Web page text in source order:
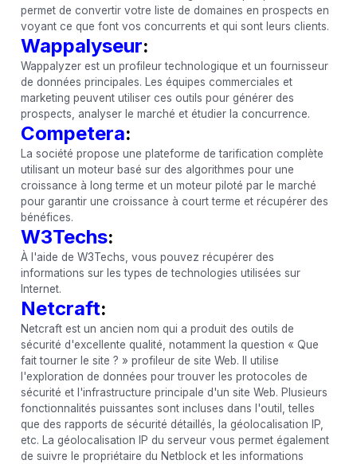
permet de convertir votre liste de domaines en prospects en
voyant ce que font vos concurrents et qui sont leurs clients.
Wappalyseur:
Wappalyzer est un profileur technologique et un fournisseur
de données principales. Les équipes commerciales et
marketing peuvent utiliser ces outils pour générer des
prospects, analyser le marché et étudier la concurrence.
Competera:
La société propose une plateforme de tarification complète
utilisant un moteur basé sur des algorithmes pour une
croissance à long terme et un moteur piloté par le marché
pour garantir une croissance à court terme et récupérer des
bénéfices.
W3Techs:
À l'aide de W3Techs, vous pouvez récupérer des
informations sur les types de technologies utilisées sur
Internet.
Netcraft:
Netcraft est un ancien nom qui a produit des outils de
sécurité d'excellente qualité, notamment la question « Que
fait tourner le site ? » profileur de site Web. Il utilise
l'exploration de données pour trouver les protocoles de
sécurité et l'infrastructure principale d'un site Web. Plusieurs
fonctionnalités puissantes sont incluses dans l'outil, telles
que des rapports de sécurité détaillés, la géolocalisation IP,
etc. La géolocalisation IP du serveur vous permet également
de suivre le propriétaire du Netblock et les informations